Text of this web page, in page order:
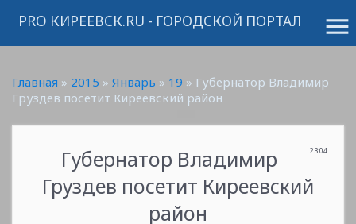
menu
PRO КИРЕЕВСК.RU - ГОРОДСКОЙ ПОРТАЛ
Главная » 2015 » Январь » 19 » Губернатор Владимир
Груздев посетит Киреевский район
23:04
Губернатор Владимир
Груздев посетит Киреевский
район